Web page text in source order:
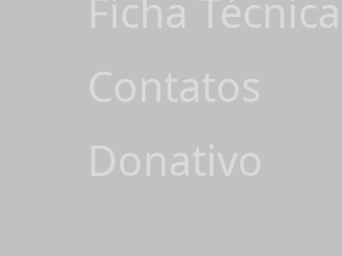
Contatos
Donativo